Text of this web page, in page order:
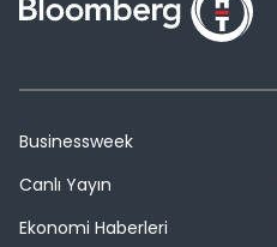
Businessweek
Canlı Yayın
Ekonomi Haberleri